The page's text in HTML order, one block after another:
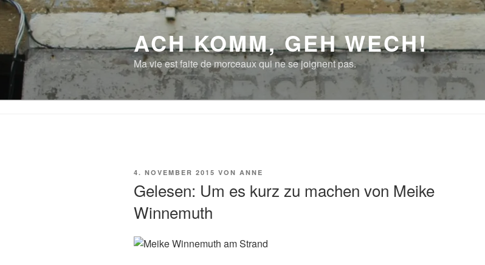
Zum
Inhalt
springen
ACH KOMM, GEH WECH!
Ma vie est faite de morceaux qui ne se joignent pas.
VERÖFFENTLICHT
4. NOVEMBER 2015 VON ANNE
Gelesen: Um es kurz zu machen von Meike
Winnemuth